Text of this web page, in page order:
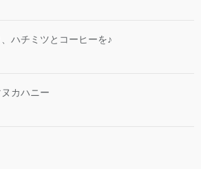
ハチミツとコーヒーを♪
カハニー